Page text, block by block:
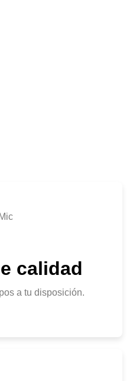
calidad
a tu disposición.